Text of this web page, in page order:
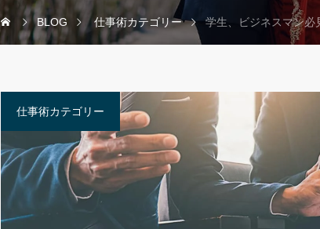
BLOG 仕事術カテゴリー 学生、ビジネスマン必
仕事術カテゴリー